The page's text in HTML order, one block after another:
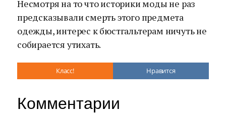
Несмотря на то что историки моды не раз
предсказывали смерть этого предмета
одежды, интерес к бюстгальтерам ничуть не
собирается утихать.
Класс! Нравится
Комментарии